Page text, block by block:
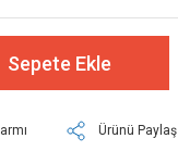
Sepete Ekle
Ürünü Paylaş